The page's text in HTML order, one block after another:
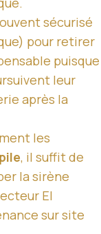
sécurisé
pour retirer
puisque
leur
après la
les
, il suffit de
la sirène
EI
sur site